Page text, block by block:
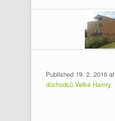
Published 19. 2. 2016 at
důchodců Velké Hamry